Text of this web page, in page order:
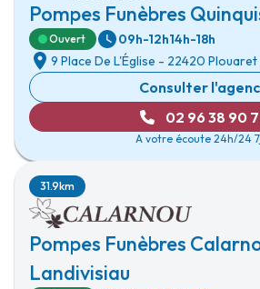
Pompes Funèbres
Ouvert 09h-12h14h-18h
9 Place De L'Église - 22420 Plouaret
Consulter
02 96 38 90
A votre écoute 24h/24
Pompes Funèbres
Landivisiau
31.9km